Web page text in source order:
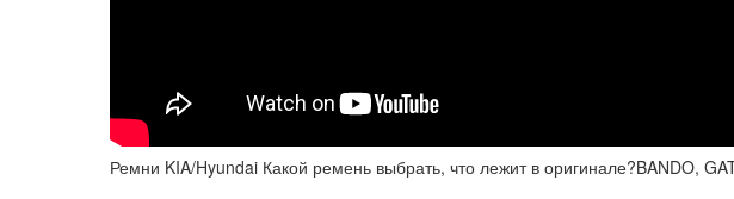
Ремни KIA/Hyundai Какой ремень выбрать, что лежит в оригинале?BANDO,